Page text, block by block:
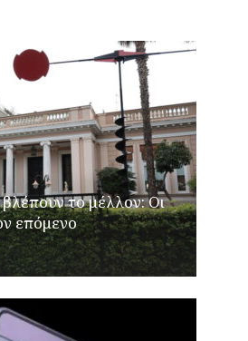
το μέλλον: Οι
επόμενο